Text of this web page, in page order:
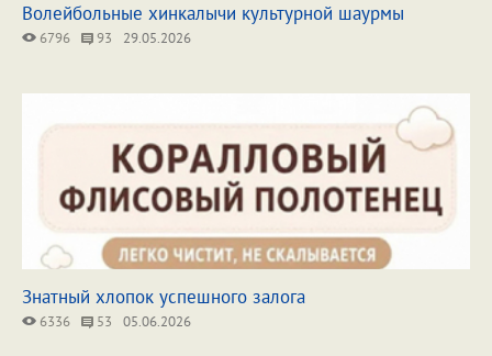
Волейбольные хинкалычи культурной шаурмы
6796 93 29.05.2026
Знатный хлопок успешного залога
6336 53 05.06.2026